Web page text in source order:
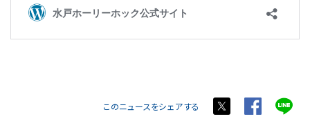
このニュースをシェアする